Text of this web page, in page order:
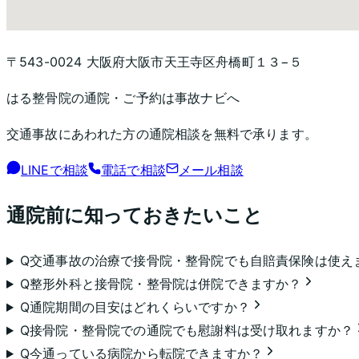
〒543-0024 大阪府大阪市天王寺区舟橋町１３−５
はる整骨院の通院・ご予約は事故ナビへ
交通事故にあわれた方の通院相談を無料で承ります。
LINEで相談 電話で相談 メール相談
通院前に知っておきたいこと
Q交通事故の治療で接骨院・整骨院でも自賠責保険は使え
Q整形外科と接骨院・整骨院は併院できますか？
Q通院期間の目安はどれくらいですか？
Q接骨院・整骨院での通院でも慰謝料は受け取れますか？
Q今通っている病院から転院できますか？